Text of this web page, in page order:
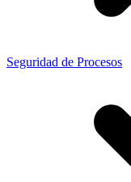
Seguridad de Procesos